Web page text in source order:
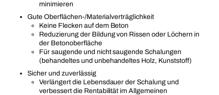
minimieren
Gute Oberflächen-/Materialverträglichkeit
Keine Flecken auf dem Beton
Reduzierung der Bildung von Rissen oder Löchern in
der Betonoberfläche
Für saugende und nicht saugende Schalungen
(behandeltes und unbehandeltes Holz, Kunststoff)
Sicher und zuverlässig
Verlängert die Lebensdauer der Schalung und
verbessert die Rentabilität im Allgemeinen